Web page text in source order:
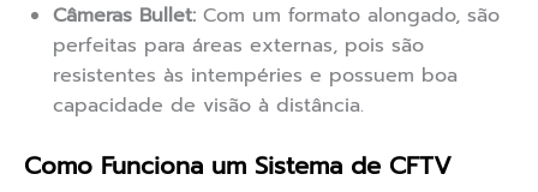
Câmeras Bullet: Com um formato alongado, são
perfeitas para áreas externas, pois são
resistentes às intempéries e possuem boa
capacidade de visão à distância.
Como Funciona um Sistema de CFTV